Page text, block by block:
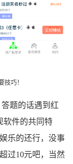
巧！
题的话遇到红
软件的共同特
乐的还行，没事
过10元吧，当然